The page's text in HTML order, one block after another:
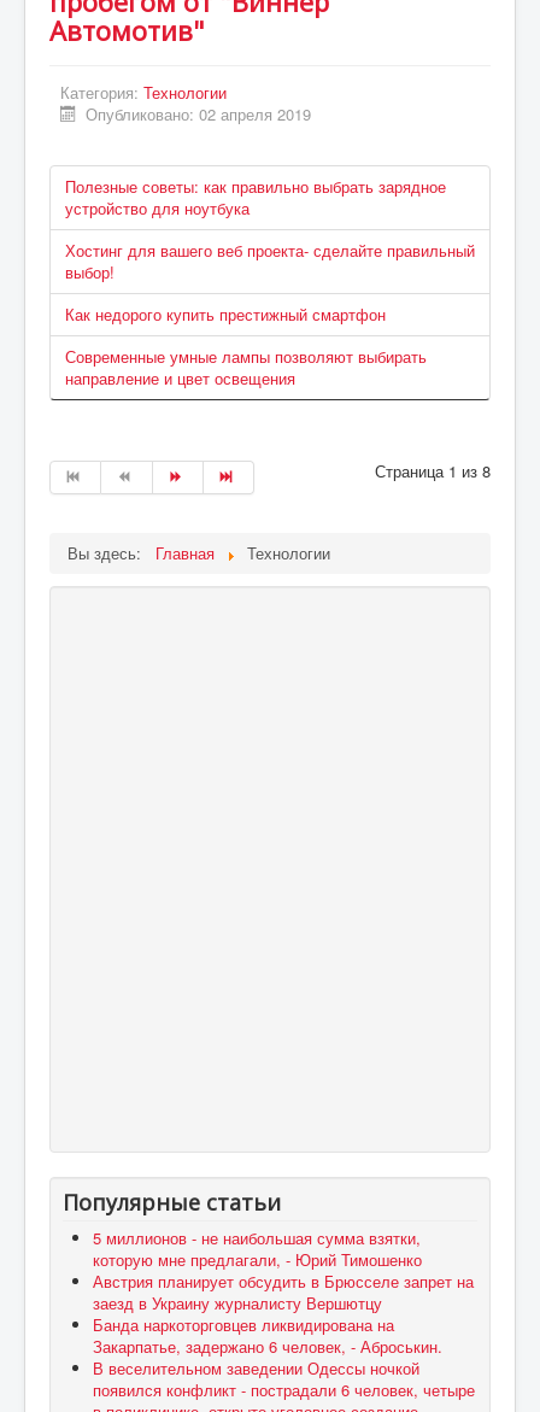
Автомотив"
Категория: Технологии
Опубликовано: 02 апреля 2019
Полезные советы: как правильно выбрать зарядное
устройство для ноутбука
Хостинг для вашего веб проекта- сделайте правильный
выбор!
Как недорого купить престижный смартфон
Современные умные лампы позволяют выбирать
направление и цвет освещения
Страница 1 из 8
Вы здесь: Главная Технологии
Популярные статьи
5 миллионов - не наибольшая сумма взятки,
которую мне предлагали, - Юрий Тимошенко
Австрия планирует обсудить в Брюсселе запрет на
заезд в Украину журналисту Вершютцу
Банда наркоторговцев ликвидирована на
Закарпатье, задержано 6 человек, - Аброськин.
В веселительном заведении Одессы ночкой
появился конфликт - пострадали 6 человек, четыре